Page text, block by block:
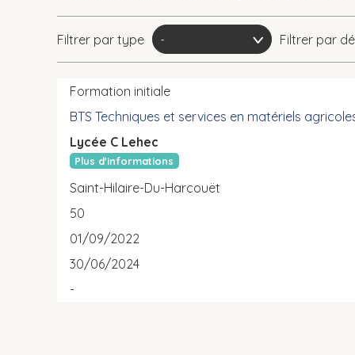
Filtrer par type Filtrer par
Formation initiale
BTS Techniques et services en matériels
Lycée C Lehec
Plus d'informations
Saint-Hilaire-Du-Harcouët
50
01/09/2022
30/06/2024
-